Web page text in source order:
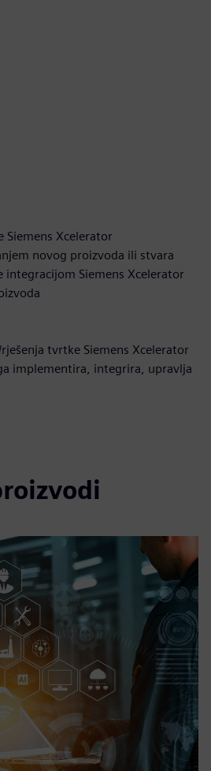
Siemens Xcelerator
novog proizvoda ili stvara
integracijom Siemens Xcelerator
tvrtke Siemens Xcelerator
implementira, integrira, upravlja